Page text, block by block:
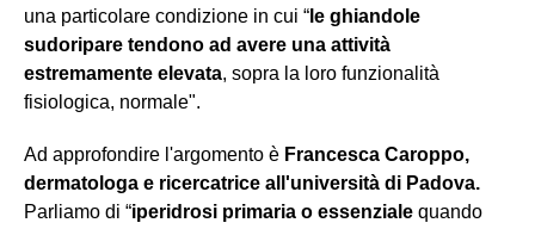
una particolare condizione in cui “ le ghiandole
sudoripare tendono ad avere una attività
estremamente elevata, sopra la loro funzionalità
fisiologica, normale".
Ad approfondire l'argomento è Francesca Caroppo,
dermatologa e ricercatrice all'università di Padova.
Parliamo di “iperidrosi primaria o essenziale quando